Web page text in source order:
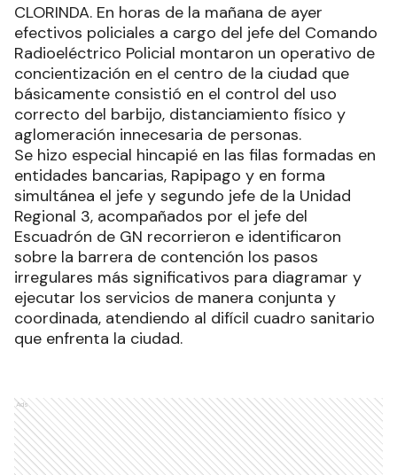
CLORINDA. En horas de la mañana de ayer
efectivos policiales a cargo del jefe del Comando
Radioeléctrico Policial montaron un operativo de
concientización en el centro de la ciudad que
básicamente consistió en el control del uso
correcto del barbijo, distanciamiento físico y
aglomeración innecesaria de personas.
Se hizo especial hincapié en las filas formadas en
entidades bancarias, Rapipago y en forma
simultánea el jefe y segundo jefe de la Unidad
Regional 3, acompañados por el jefe del
Escuadrón de GN recorrieron e identificaron
sobre la barrera de contención los pasos
irregulares más significativos para diagramar y
ejecutar los servicios de manera conjunta y
coordinada, atendiendo al difícil cuadro sanitario
que enfrenta la ciudad.
Ads